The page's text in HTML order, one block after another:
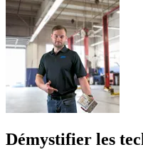
Démystifier les